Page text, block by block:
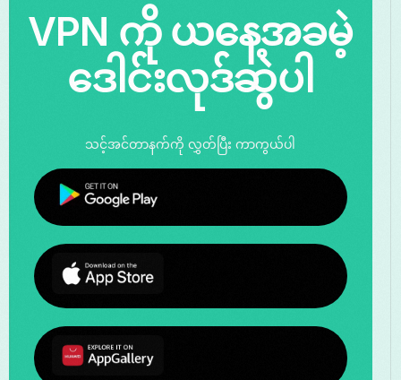
VPN ကို ယနေ့အခမဲ့
ဒေါင်းလုဒ်ဆွဲပါ
သင့်အင်တာနက်ကို လွှတ်ပြီး ကာကွယ်ပါ